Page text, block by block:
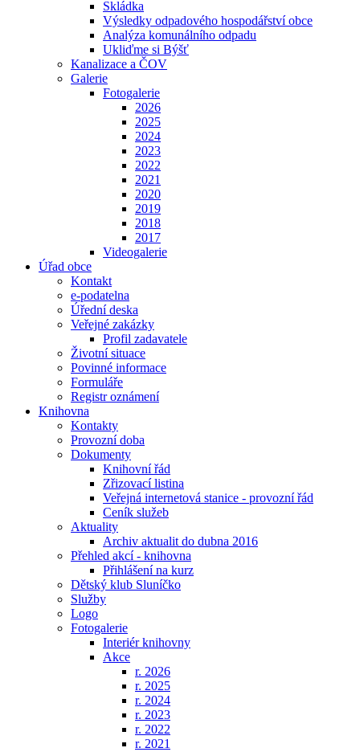
Skládka
Výsledky odpadového hospodářství obce
Analýza komunálního odpadu
Ukliďme si Býšť
Kanalizace a ČOV
Galerie
Fotogalerie
2026
2025
2024
2023
2022
2021
2020
2019
2018
2017
Videogalerie
Úřad obce
Kontakt
e-podatelna
Úřední deska
Veřejné zakázky
Profil zadavatele
Životní situace
Povinné informace
Formuláře
Registr oznámení
Knihovna
Kontakty
Provozní doba
Dokumenty
Knihovní řád
Zřizovací listina
Veřejná internetová stanice - provozní řád
Ceník služeb
Aktuality
Archiv aktualit do dubna 2016
Přehled akcí - knihovna
Přihlášení na kurz
Dětský klub Sluníčko
Služby
Logo
Fotogalerie
Interiér knihovny
Akce
r. 2026
r. 2025
r. 2024
r. 2023
r. 2022
r. 2021